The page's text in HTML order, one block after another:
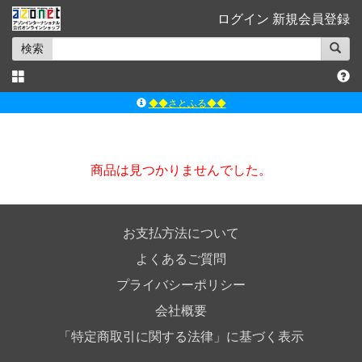
ログイン 新規会員登録
検索
◆◆さとふる◆◆
ｱｿﾞﾝｵﾝﾗｲﾝｼｮｯﾌﾟX
商品は見つかりませんでした。
お支払方法について
よくあるご質問
プライバシーポリシー
会社概要
「特定商取引に関する法律」に基づく表示